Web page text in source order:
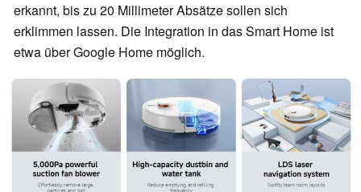
erkannt, bis zu 20 Millimeter Absätze sollen sich
erklimmen lassen. Die Integration in das Smart Home ist
etwa über Google Home möglich.